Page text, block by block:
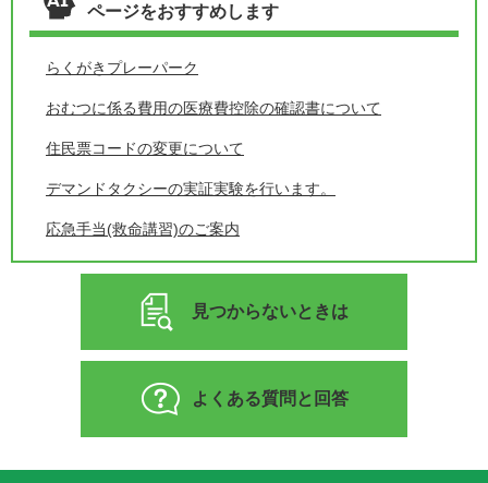
ページをおすすめします
らくがきプレーパーク
おむつに係る費用の医療費控除の確認書について
住民票コードの変更について
デマンドタクシーの実証実験を行います。
応急手当(救命講習)のご案内
見つからないときは
よくある質問と回答